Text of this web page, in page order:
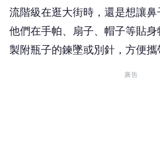
流階級在逛大街時，還是想讓鼻
他們在手帕、扇子、帽子等貼
製附瓶子的鍊墜或別針，方便攜
廣告